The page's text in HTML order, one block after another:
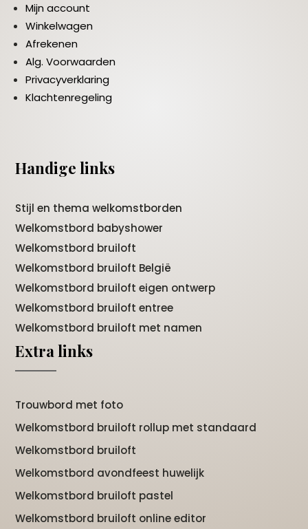
Mijn account
Winkelwagen
Afrekenen
Alg. Voorwaarden
Privacyverklaring
Klachtenregeling
Handige links
Stijl en thema welkomstborden
Welkomstbord babyshower
Welkomstbord bruiloft
Welkomstbord bruiloft België
Welkomstbord bruiloft eigen ontwerp
Welkomstbord bruiloft entree
Welkomstbord bruiloft met namen
Extra links
Trouwbord met foto
Welkomstbord bruiloft rollup met standaard
Welkomstbord bruiloft
Welkomstbord avondfeest huwelijk
Welkomstbord bruiloft pastel
Welkomstbord bruiloft online editor